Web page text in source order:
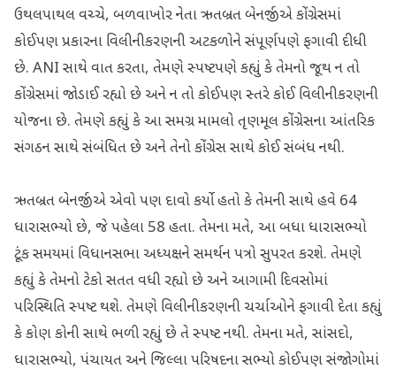
ઉથલપાથલ વચ્ચે, બળવાખોર નેતા ઋતબ્રત બેનર્જીએ કોંગ્રેસમાં
કોઈપણ પ્રકારના વિલીનીકરણની અટકળોને સંપૂર્ણપણે ફગાવી દીધી
છે. ANI સાથે વાત કરતા, તેમણે સ્પષ્ટપણે કહ્યું કે તેમનો જૂથ ન તો
કોંગ્રેસમાં જોડાઈ રહ્યો છે અને ન તો કોઈપણ સ્તરે કોઈ વિલીનીકરણની
યોજના છે. તેમણે કહ્યું કે આ સમગ્ર મામલો તૃણમૂલ કોંગ્રેસના આંતરિક
સંગઠન સાથે સંબંધિત છે અને તેનો કોંગ્રેસ સાથે કોઈ સંબંધ નથી.
ઋતબ્રત બેનર્જીએ એવો પણ દાવો કર્યો હતો કે તેમની સાથે હવે 64
ધારાસભ્યો છે, જે પહેલા 58 હતા. તેમના મતે, આ બધા ધારાસભ્યો
ટૂંક સમયમાં વિધાનસભા અધ્યક્ષને સમર્થન પત્રો સુપરત કરશે. તેમણે
કહ્યું કે તેમનો ટેકો સતત વધી રહ્યો છે અને આગામી દિવસોમાં
પરિસ્થિતિ સ્પષ્ટ થશે. તેમણે વિલીનીકરણની ચર્ચાઓને ફગાવી દેતા કહ્યું
કે કોણ કોની સાથે ભળી રહ્યું છે તે સ્પષ્ટ નથી. તેમના મતે, સાંસદો,
ધારાસભ્યો, પંચાયત અને જિલ્લા પરિષદના સભ્યો કોઈપણ સંજોગોમાં